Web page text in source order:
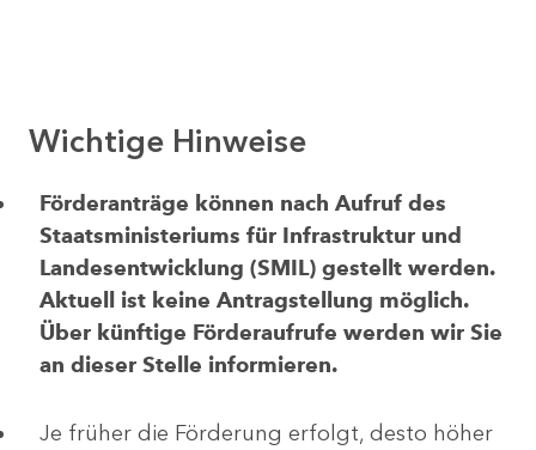
Wichtige Hinweise
Förderanträge können nach Aufruf des
Staatsministeriums für Infrastruktur und
Landesentwicklung (SMIL) gestellt werden.
Aktuell ist keine Antragstellung möglich.
Über künftige Förderaufrufe werden wir Sie
an dieser Stelle informieren.
Je früher die Förderung erfolgt, desto höher